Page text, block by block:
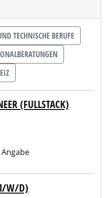
TECHNISCHE BERUFE
(FULLSTACK)
W/D)